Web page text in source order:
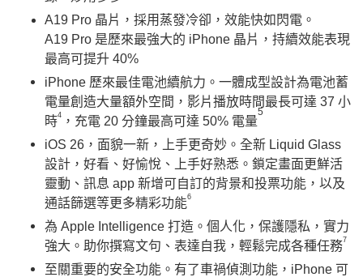
A19 Pro 晶片，採用蒸發冷卻，效能快如閃電。
A19 Pro 是歷來最強大的 iPhone 晶片，持續效能表現
最高可提升 40%
iPhone 歷來最佳電池續航力。一體成型設計為電池蓄
電量創造大量額外空間，影片播放時間最長可達 37 小
時4 ，充電 20 分鐘最高可達 50% 電量
5
iOS 26，面貌一新，上手更奇妙。全新 Liquid Glass
設計，好看、好愉悅、上手好熟悉。鎖定畫面更鮮活
靈動、訊息 app 新增可自訂的背景和投票功能，以及
通話篩選等更多精彩功能6
為 Apple Intelligence 打造。個人化，保護隱私，實力
強大。助你撰寫文句、表達自我，輕鬆完成各種任務7
至關重要的安全功能。有了車禍偵測功能，iPhone 可